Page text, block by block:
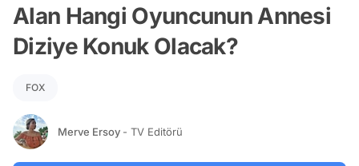
Alan Hangi Oyuncunun Annesi
Diziye Konuk Olacak?
FOX
Merve Ersoy - TV Editörü